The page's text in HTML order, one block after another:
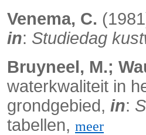
Venema, C.
in: Studiedag
Bruyneel, M.;
waterkwaliteit in
grondgebied, in:
tabellen, meer